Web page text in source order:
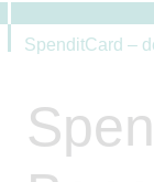
SpenditCard –